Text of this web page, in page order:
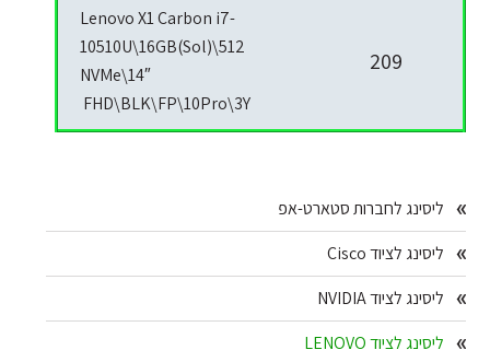
209
Lenovo X1 Carbon i7-
10510U\16GB(Sol)\512
NVMe\14″
FHD\BLK\FP\10Pro\3Y
Primary
Sidebar
ליסינג לחברות סטארט-אפ
ליסינג לציוד Cisco
ליסינג לציוד NVIDIA
ליסינג לציוד LENOVO